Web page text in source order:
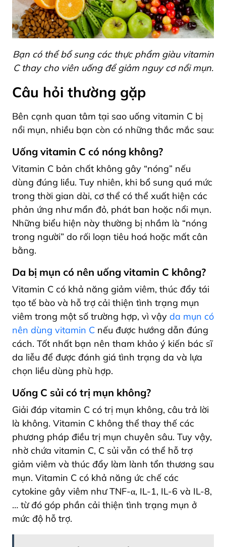
Bạn có thể bổ sung các thực phẩm giàu vitamin
C thay cho viên uống để giảm nguy cơ nổi mụn.
Câu hỏi thường gặp
Bên cạnh quan tâm tại sao uống vitamin C bị
nổi mụn, nhiều bạn còn có những thắc mắc sau:
Uống vitamin C có nóng không?
Vitamin C bản chất không gây “nóng” nếu
dùng đúng liều. Tuy nhiên, khi bổ sung quá mức
trong thời gian dài, cơ thể có thể xuất hiện các
phản ứng như mẩn đỏ, phát ban hoặc nổi mụn.
Những biểu hiện này thường bị nhầm là “nóng
trong người” do rối loạn tiêu hoá hoặc mất cân
bằng.
Da bị mụn có nên uống vitamin C không?
Vitamin C có khả năng giảm viêm, thúc đẩy tái
tạo tế bào và hỗ trợ cải thiện tình trạng mụn
viêm trong một số trường hợp, vì vậy da mụn có
nên dùng vitamin C nếu được hướng dẫn đúng
cách. Tốt nhất bạn nên tham khảo ý kiến bác sĩ
da liễu để được đánh giá tình trạng da và lựa
chọn liều dùng phù hợp.
Uống C sủi có trị mụn không?
Giải đáp vitamin C có trị mụn không, câu trả lời
là không. Vitamin C không thể thay thế các
phương pháp điều trị mụn chuyên sâu. Tuy vậy,
nhờ chứa vitamin C, C sủi vẫn có thể hỗ trợ
giảm viêm và thúc đẩy làm lành tổn thương sau
mụn. Vitamin C có khả năng ức chế các
cytokine gây viêm như TNF-α, IL-1, IL-6 và IL-8,
… từ đó góp phần cải thiện tình trạng mụn ở
mức độ hỗ trợ.